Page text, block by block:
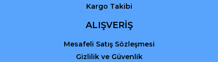
Kargo Takibi
ALIŞVERİŞ
Mesafeli Satış Sözleşmesi
Gizlilik ve Güvenlik